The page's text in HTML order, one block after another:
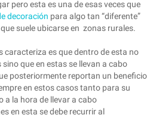
pero esta es una de esas veces que
decoración para algo tan “diferente”
suele ubicarse en zonas rurales.
caracteriza es que dentro de esta no
que en estas se llevan a cabo
posteriormente reportan un beneficio
en estos casos tanto para su
a la hora de llevar a cabo
en esta se debe recurrir al